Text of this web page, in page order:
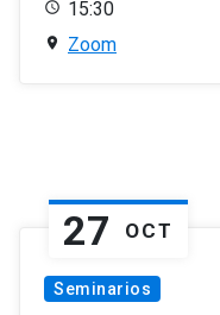
15:30
Zoom
27 OCT
Seminarios